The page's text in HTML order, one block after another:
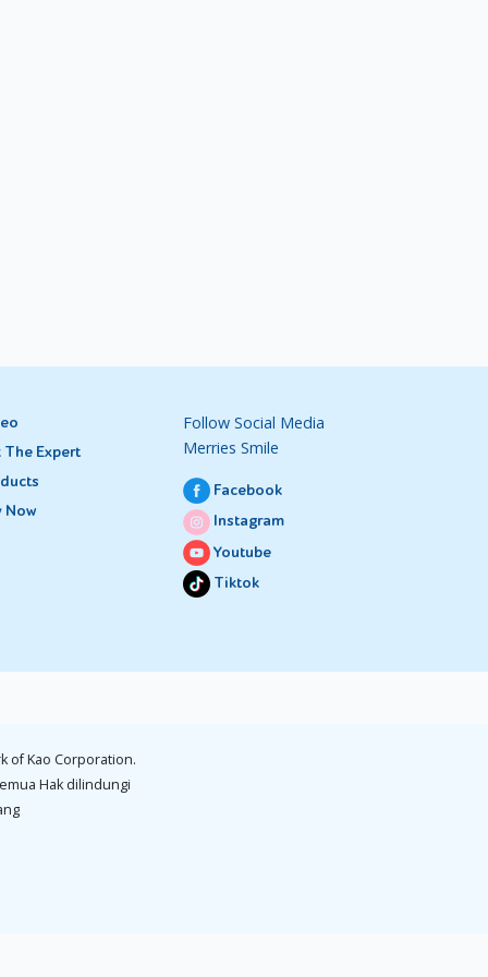
The Expert
Now
Follow Social Media
Merries Smile
Facebook
Instagram
Youtube
Tiktok
of Kao Corporation.
Hak dilindungi